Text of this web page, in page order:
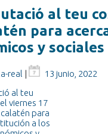
al teu
para
y
real | 13 junio, 2022